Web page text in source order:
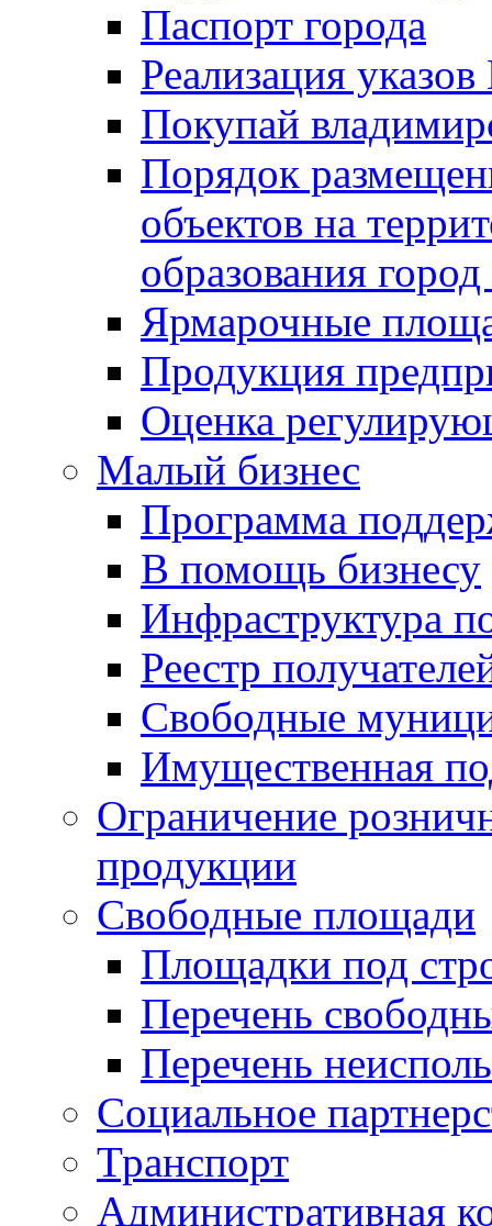
Паспорт города
Реализация
Покупай
Порядок
объектов на
образования
Ярмарочные
Продукция
Оценка
Малый бизнес
Программа
В помощь бизнесу
Инфраструктура
Реестр
Свободные
Имущественная
Ограничение
продукции
Свободные площади
Площадки под
Перечень
Перечень
Социальное
Транспорт
Административная